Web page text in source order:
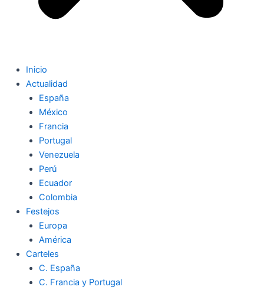
Inicio
Actualidad
España
México
Francia
Portugal
Venezuela
Perú
Ecuador
Colombia
Festejos
Europa
América
Carteles
C. España
C. Francia y Portugal